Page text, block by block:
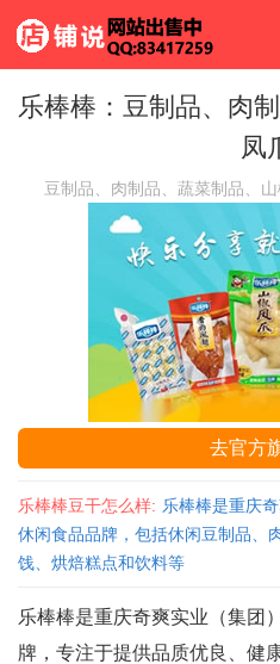
乐棒棒：豆制品、肉
凤
豆制品、肉制品、蔬菜制品、山
去官方
乐棒棒豆干怎么样: 乐棒棒是重庆
休闲食品品牌，包括休闲豆制品、
饯、烘焙糕点和饮料等
乐棒棒是重庆奇爽实业（集团
牌，专注于提供品质优良、健